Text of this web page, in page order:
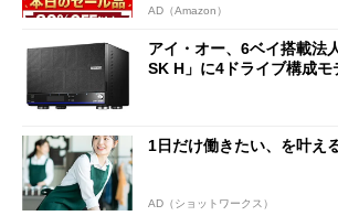
AD（Amazon）
アイ・オー、6ベイ搭載法
SK H」に4ドライブ構成モ
1日だけ働きたい、を叶え
AD（ショットワークス）